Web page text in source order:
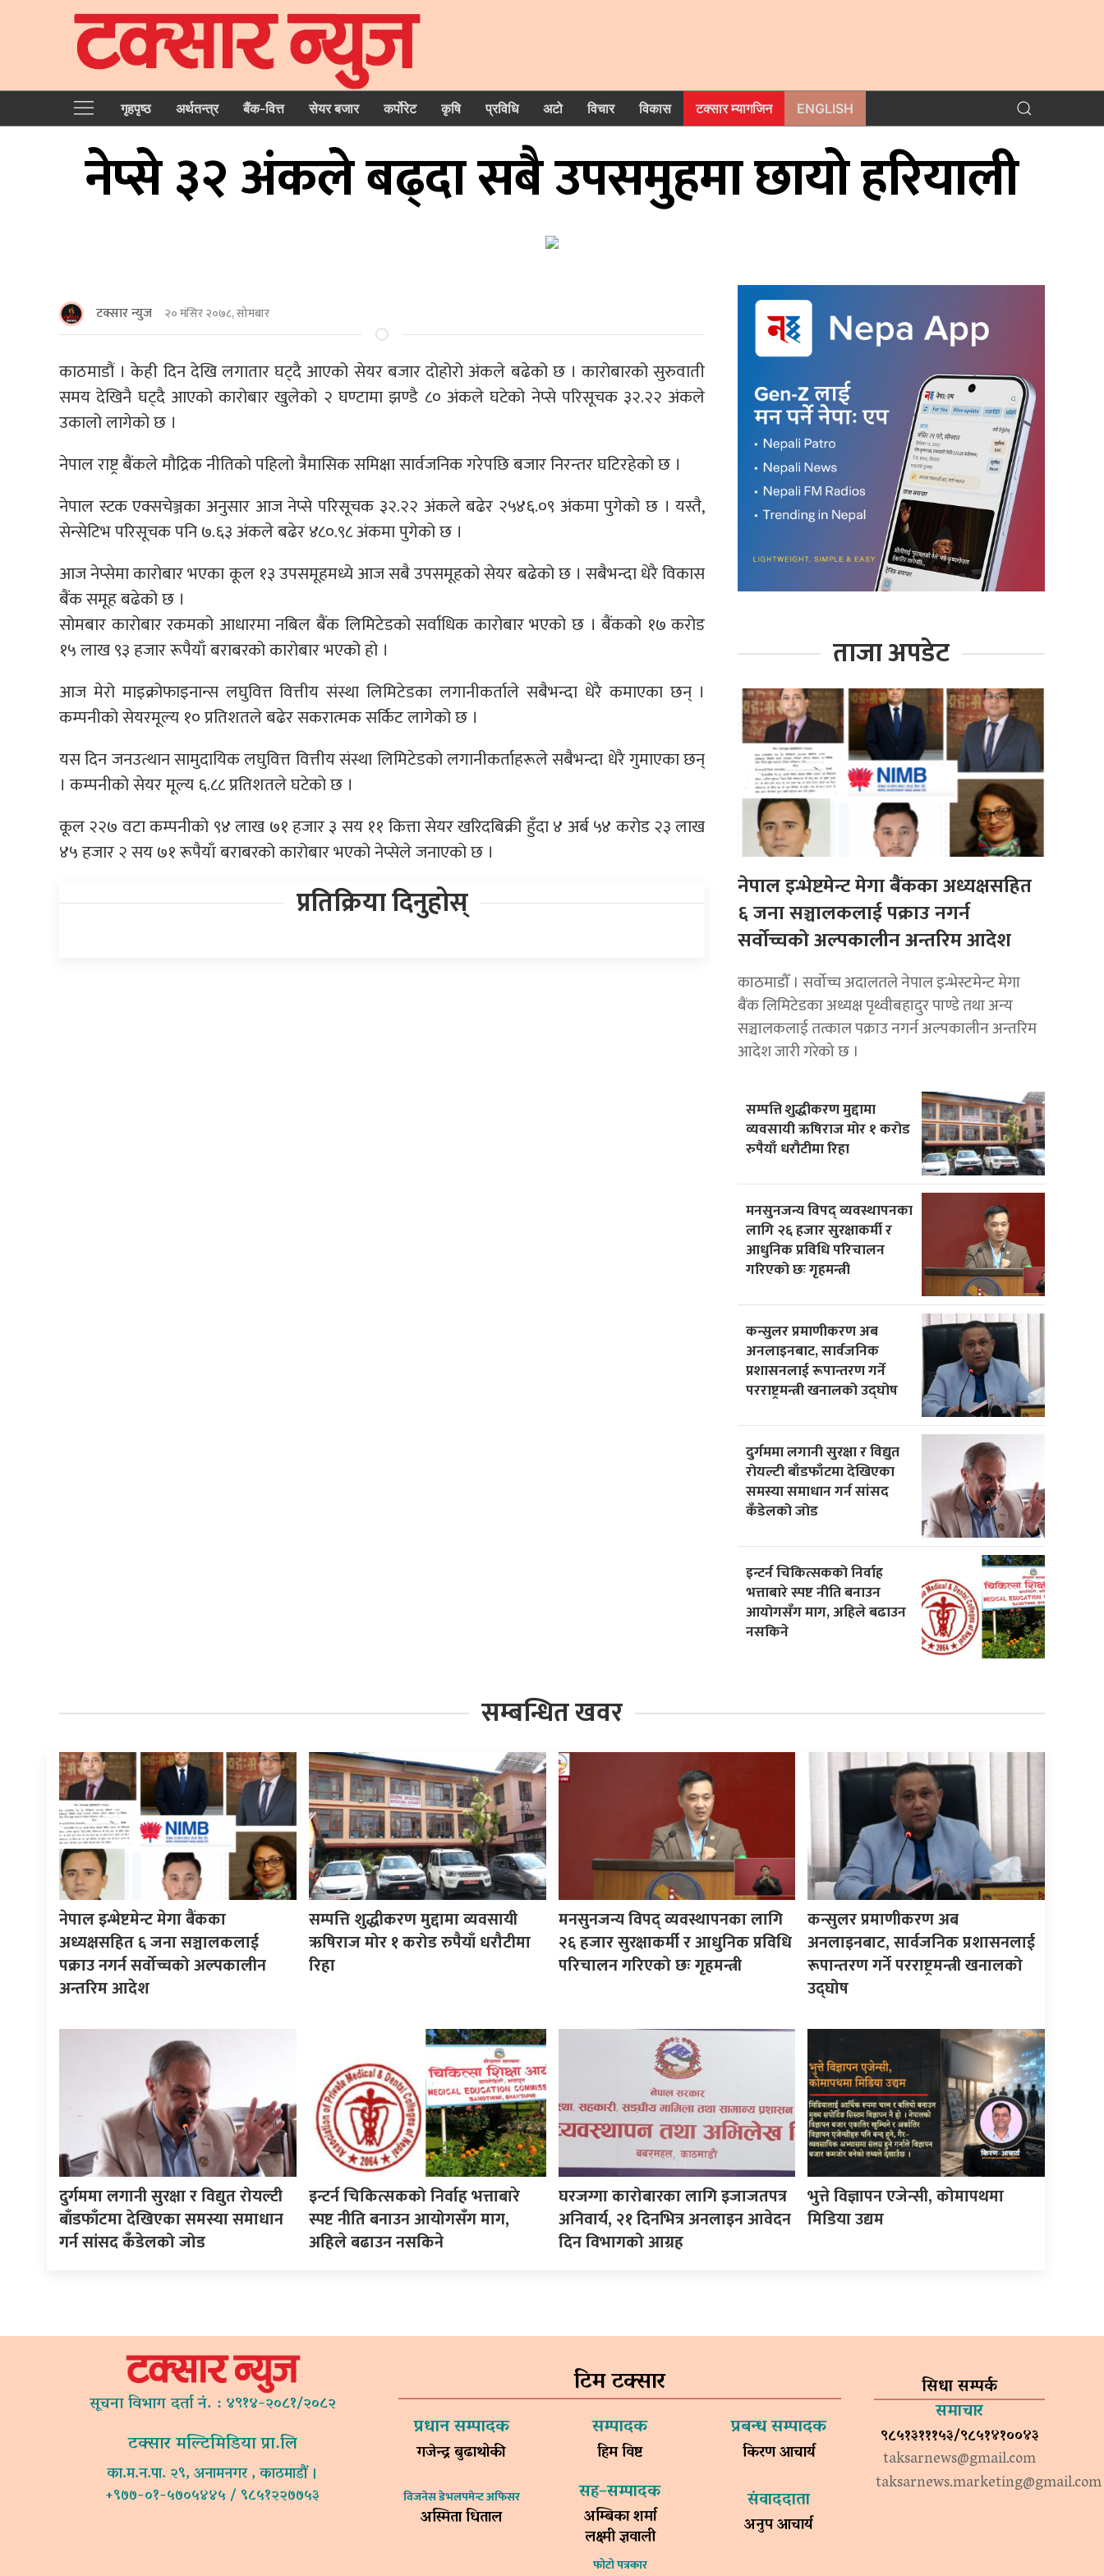
गृहपृष्‍ठ अर्थतन्त्र बैंक-वित्त सेयर बजार कर्पोरेट कृषि प्रविधि अटो विचार विकास टक्सार म्यागजिन ENGLISH
नेप्से ३२ अंकले बढ्दा सबै उपसमुहमा छायो हरियाली
टक्सार न्युज २० मंसिर २०७८, सोमबार
काठमाडौं । केही दिन देखि लगातार घट्दै आएको सेयर बजार दोहोरो अंकले बढेको छ । कारोबारको सुरुवाती
समय देखिनै घट्दै आएको कारोबार खुलेको २ घण्टामा झण्डै ८० अंकले घटेको नेप्से परिसूचक ३२.२२ अंकले
उकालो लागेको छ ।
नेपाल राष्ट्र बैंकले मौद्रिक नीतिको पहिलो त्रैमासिक समिक्षा सार्वजनिक गरेपछि बजार निरन्तर घटिरहेको छ ।
नेपाल स्टक एक्सचेञ्जका अनुसार आज नेप्से परिसूचक ३२.२२ अंकले बढेर २५४६.०९ अंकमा पुगेको छ । यस्तै,
सेन्सेटिभ परिसूचक पनि ७.६३ अंकले बढेर ४८०.९८ अंकमा पुगेको छ ।
आज नेप्सेमा कारोबार भएका कूल १३ उपसमूहमध्ये आज सबै उपसमूहको सेयर बढेको छ । सबैभन्दा धेरै विकास
बैंक समूह बढेको छ ।
सोमबार कारोबार रकमको आधारमा नबिल बैंक लिमिटेडको सर्वाधिक कारोबार भएको छ । बैंकको १७ करोड
१५ लाख ९३ हजार रूपैयाँ बराबरको कारोबार भएको हो ।
आज मेरो माइक्रोफाइनान्स लघुवित्त वित्तीय संस्था लिमिटेडका लगानीकर्ताले सबैभन्दा धेरै कमाएका छन् ।
कम्पनीको सेयरमूल्य १० प्रतिशतले बढेर सकरात्मक सर्किट लागेको छ ।
यस दिन जनउत्थान सामुदायिक लघुवित्त वित्तीय संस्था लिमिटेडको लगानीकर्ताहरूले सबैभन्दा धेरै गुमाएका छन्
। कम्पनीको सेयर मूल्य ६.८८ प्रतिशतले घटेको छ ।
कूल २२७ वटा कम्पनीको ९४ लाख ७१ हजार ३ सय ११ कित्ता सेयर खरिदबिक्री हुँदा ४ अर्ब ५४ करोड २३ लाख
४५ हजार २ सय ७१ रूपैयाँ बराबरको कारोबार भएको नेप्सेले जनाएको छ ।
प्रतिक्रिया दिनुहोस्
ताजा अपडेट
नेपाल इन्भेष्टमेन्ट मेगा बैंकका अध्यक्षसहित
६ जना सञ्चालकलाई पक्राउ नगर्न
सर्वोच्चको अल्पकालीन अन्तरिम आदेश
काठमाडौँ । सर्वोच्च अदालतले नेपाल इन्भेस्टमेन्ट मेगा
बैंक लिमिटेडका अध्यक्ष पृथ्वीबहादुर पाण्डे तथा अन्य
सञ्चालकलाई तत्काल पक्राउ नगर्न अल्पकालीन अन्तरिम
आदेश जारी गरेको छ ।
सम्पत्ति शुद्धीकरण मुद्दामा
व्यवसायी ऋषिराज मोर १ करोड
रुपैयाँ धरौटीमा रिहा
मनसुनजन्य विपद् व्यवस्थापनका
लागि २६ हजार सुरक्षाकर्मी र
आधुनिक प्रविधि परिचालन
गरिएको छः गृहमन्त्री
कन्सुलर प्रमाणीकरण अब
अनलाइनबाट, सार्वजनिक
प्रशासनलाई रूपान्तरण गर्ने
परराष्ट्रमन्त्री खनालको उद्घोष
दुर्गममा लगानी सुरक्षा र विद्युत
रोयल्टी बाँडफाँटमा देखिएका
समस्या समाधान गर्न सांसद
कँडेलको जोड
इन्टर्न चिकित्सकको निर्वाह
भत्ताबारे स्पष्ट नीति बनाउन
आयोगसँग माग, अहिले बढाउन
नसकिने
सम्बन्धित खवर
नेपाल इन्भेष्टमेन्ट मेगा बैंकका
अध्यक्षसहित ६ जना सञ्चालकलाई
पक्राउ नगर्न सर्वोच्चको अल्पकालीन
अन्तरिम आदेश
सम्पत्ति शुद्धीकरण मुद्दामा व्यवसायी
ऋषिराज मोर १ करोड रुपैयाँ धरौटीमा
रिहा
मनसुनजन्य विपद् व्यवस्थापनका लागि
२६ हजार सुरक्षाकर्मी र आधुनिक प्रविधि
परिचालन गरिएको छः गृहमन्त्री
कन्सुलर प्रमाणीकरण अब
अनलाइनबाट, सार्वजनिक प्रशासनलाई
रूपान्तरण गर्ने परराष्ट्रमन्त्री खनालको
उद्घोष
दुर्गममा लगानी सुरक्षा र विद्युत रोयल्टी
बाँडफाँटमा देखिएका समस्या समाधान
गर्न सांसद कँडेलको जोड
इन्टर्न चिकित्सकको निर्वाह भत्ताबारे
स्पष्ट नीति बनाउन आयोगसँग माग,
अहिले बढाउन नसकिने
घरजग्गा कारोबारका लागि इजाजतपत्र
अनिवार्य, २१ दिनभित्र अनलाइन आवेदन
दिन विभागको आग्रह
भुत्ते विज्ञापन एजेन्सी, कोमापथमा
मिडिया उद्यम
सूचना विभाग दर्ता नं. : ४९१४-२०८१/२०८२
टक्सार मल्टिमिडिया प्रा.लि
का.म.न.पा. २९, अनामनगर , काठमाडौं ।
+९७७-०१-५७०५४४५ / ९८५१२२७७५३
टिम टक्सार
प्रधान सम्पादक
गजेन्द्र बुढाथोकी
सम्पादक
हिम विष्ट
प्रबन्ध सम्पादक
किरण आचार्य
विजनेस डेभलपमेन्ट अफिसर
अस्मिता धिताल
सह–सम्पादक
अम्बिका शर्मा
लक्ष्मी ज्ञवाली
फोटो पत्रकार
संवाददाता
अनुप आचार्य
सिधा सम्पर्क
समाचार
९८५१३१११५३/९८५१४१००४३
taksarnews@gmail.com
taksarnews.marketing@gmail.com